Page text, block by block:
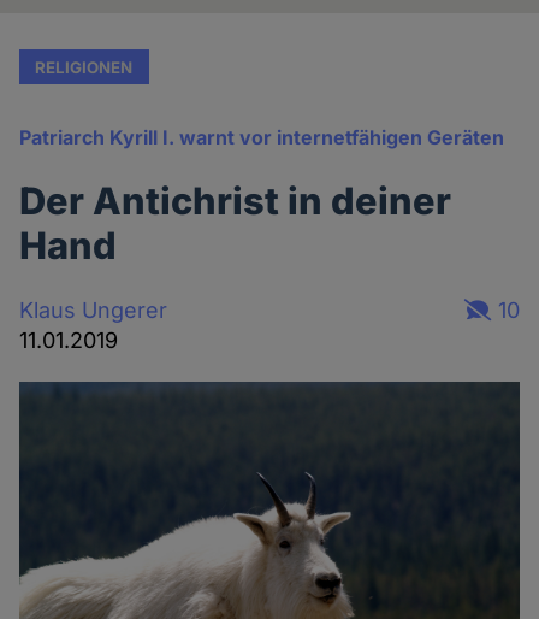
RELIGIONEN
Patriarch Kyrill I. warnt vor internetfähigen Geräten
Der Antichrist in deiner
Hand
Klaus Ungerer
11.01.2019
10